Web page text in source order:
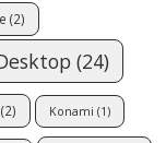
(2)
(24)
(2) Konami (1)